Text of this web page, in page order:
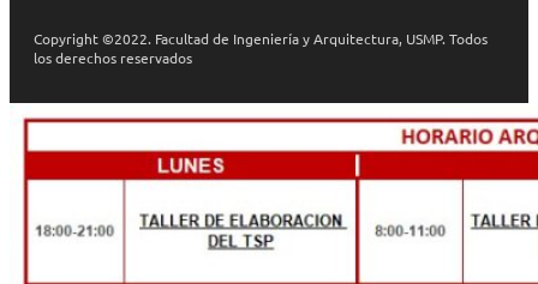
Copyright ©2022. Facultad de Ingeniería y Arquitectura, USMP. Todos
los derechos reservados